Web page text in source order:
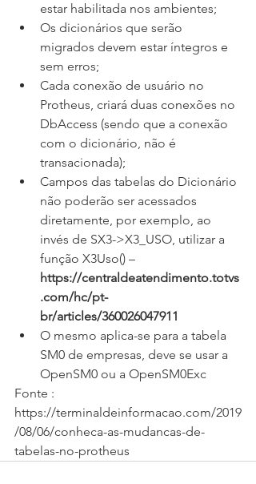
estar habilitada nos ambientes;
Os dicionários que serão
migrados devem estar íntegros e
sem erros;
Cada conexão de usuário no
Protheus, criará duas conexões no
DbAccess (sendo que a conexão
com o dicionário, não é
transacionada);
Campos das tabelas do Dicionário
não poderão ser acessados
diretamente, por exemplo, ao
invés de SX3->X3_USO, utilizar a
função X3Uso() –
https://centraldeatendimento.totvs
.com/hc/pt-
br/articles/360026047911
O mesmo aplica-se para a tabela
SM0 de empresas, deve se usar a
OpenSM0 ou a OpenSM0Exc
Fonte :
https://terminaldeinformacao.com/2019
/08/06/conheca-as-mudancas-de-
tabelas-no-protheus